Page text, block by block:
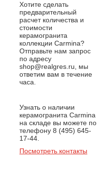
Хотите сделать
предварительный
расчет количества и
стоимости
керамогранита
коллекции Carmina?
Отправьте нам запрос
по адресу
shop@realgres.ru, мы
ответим вам в течение
часа.
Узнать о наличии
керамогранита Carmina
на складе вы можете по
телефону 8 (495) 645-
17-44.
Посмотреть контакты